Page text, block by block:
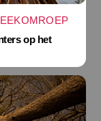
op het